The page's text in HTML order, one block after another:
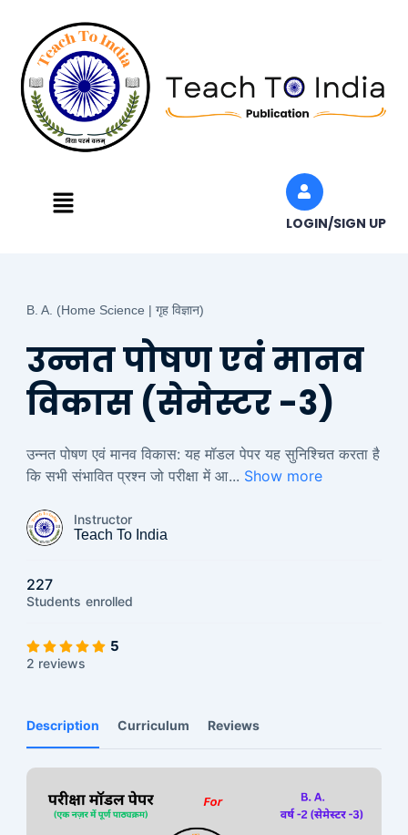
content
Menu
LOGIN/SIGN UP
B. A. (Home Science | गृह विज्ञान)
उन्नत पोषण एवं मानव
विकास (सेमेस्टर -3)
उन्नत पोषण एवं मानव विकास: यह मॉडल पेपर यह सुनिश्चित करता है
कि सभी संभावित प्रश्न जो परीक्षा में आ... Show more
Instructor
Teach To India
227
Students enrolled
5
2 reviews
Description Curriculum Reviews